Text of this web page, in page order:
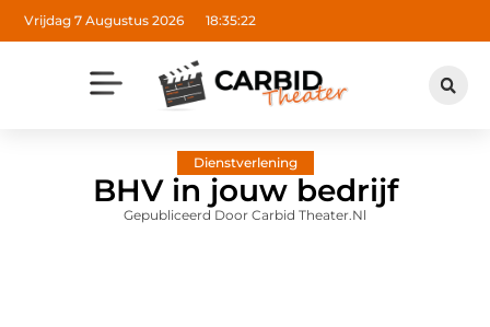
Vrijdag 7 Augustus 2026 18:35:23
Dienstverlening
BHV in jouw bedrijf
Gepubliceerd Door Carbid Theater.nl